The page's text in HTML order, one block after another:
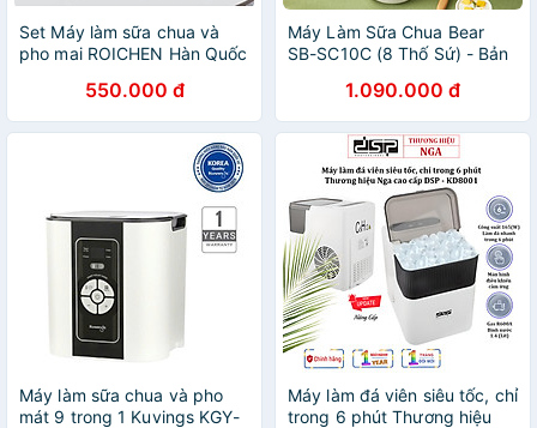
Set Máy làm sữa chua và
pho mai ROICHEN Hàn Quốc
550.000 đ
Máy Làm Sữa Chua Bear
SB-SC10C (8 Thố Sứ) - Bản
1.090.000 đ
Máy làm sữa chua và pho
mát 9 trong 1 Kuvings KGY-
Máy làm đá viên siêu tốc, chỉ
trong 6 phút Thương hiệu